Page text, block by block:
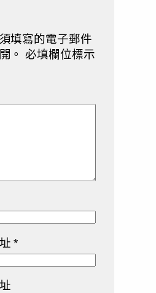
填寫的電子郵件
。 必填欄位標示
*